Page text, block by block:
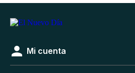
Mi cuenta